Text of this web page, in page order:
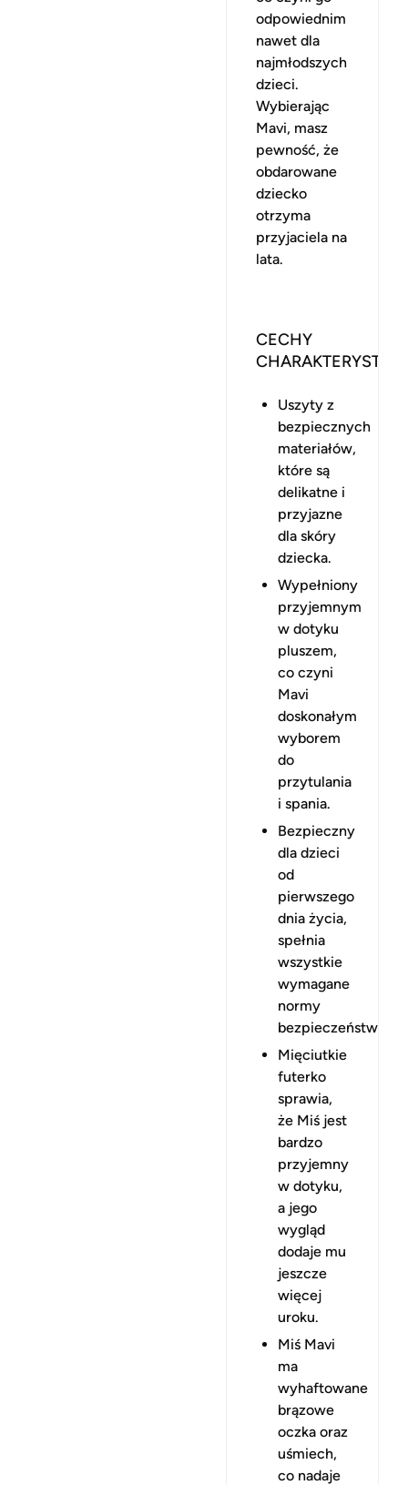
odpowiednim
nawet dla
najmłodszych
dzieci.
Wybierając
Mavi, masz
pewność, że
obdarowane
dziecko
otrzyma
przyjaciela na
lata.
CECHY
Uszyty z
bezpiecznych
materiałów,
które są
delikatne i
przyjazne
dla skóry
dziecka.
Wypełniony
przyjemnym
w dotyku
pluszem,
co czyni
Mavi
doskonałym
wyborem
do
przytulania
i spania.
Bezpieczny
dla dzieci
od
pierwszego
dnia życia,
spełnia
wszystkie
wymagane
normy
bezpieczeństwa.
Mięciutkie
futerko
sprawia,
że Miś jest
bardzo
przyjemny
w dotyku,
a jego
wygląd
dodaje mu
jeszcze
więcej
uroku.
Miś Mavi
ma
wyhaftowane
brązowe
oczka oraz
uśmiech,
co nadaje